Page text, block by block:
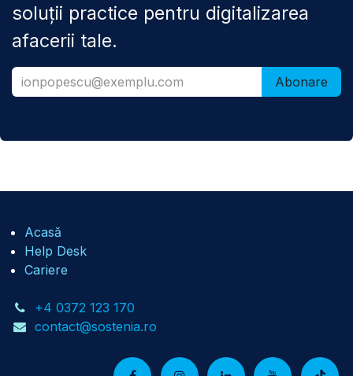
soluții practice pentru digitalizarea
afacerii tale.
Abonare
Acasă
Help Desk
Cariere
+4 0372 123 170
contact@sostenia.ro